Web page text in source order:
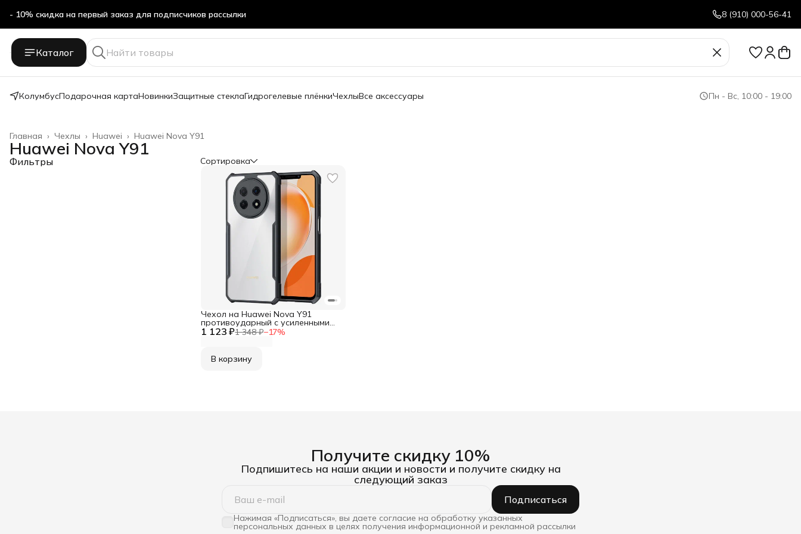
- 10% скидка на первый заказ для подписчиков рассылки 8 (910) 000-56-41
Каталог
КолумбусПодарочная картаНовинкиЗащитные стеклаГидрогелевые плёнкиЧехлыВсе аксессуары Пн - Вс, 10:00 - 19:00
Huawei Nova Y91
Huawei ›
Чехлы ›
Главная ›
Huawei Nova Y91
Фильтры Сортировка
1 123 ₽1 348 ₽−17%
Чехол на Huawei Nova Y91
противоударный с усиленными
углами
В корзину
Получите скидку 10%
Подпишитесь на наши акции и новости и получите скидку на
следующий заказ
Подписаться
Нажимая «Подписаться», вы даете согласие на обработку указанных
персональных данных в целях получения информационной и рекламной рассылки